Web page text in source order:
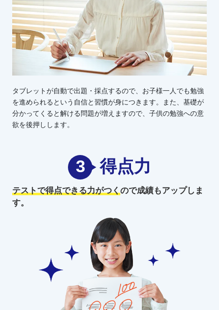
タブレットが自動で出題・採点するので、お子様一人でも勉強
を進められるという自信と習慣が身につきます。また、基礎が
分かってくると解ける問題が増えますので、子供の勉強への意
欲を後押しします。
3 得点力
テストで得点できる力がつくので成績もアップしま
す。